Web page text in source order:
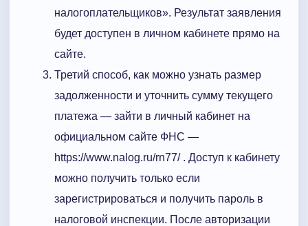
налогоплательщиков». Результат заявления
будет доступен в личном кабинете прямо на
сайте.
Третий способ, как можно узнать размер
задолженности и уточнить сумму текущего
платежа — зайти в личный кабинет на
официальном сайте ФНС —
https://www.nalog.ru/rn77/ . Доступ к кабинету
можно получить только если
зарегистрироваться и получить пароль в
налоговой инспекции. После авторизации